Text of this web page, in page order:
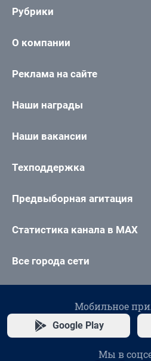
Рубрики
О компании
Реклама на сайте
Наши награды
Наши вакансии
Техподдержка
Предвыборная агитация
Статистика канала в MAX
Все города сети
Мобильное
Google Play
Мы в